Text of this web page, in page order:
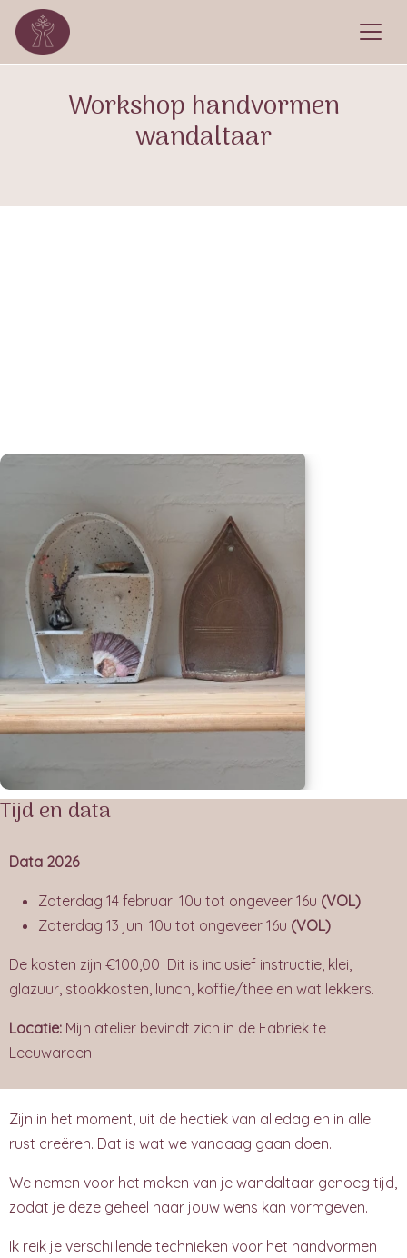
Workshop handvormen
wandaltaar
Tijd en data
Data 2026
Zaterdag 14 februari 10u tot ongeveer 16u (VOL)
Zaterdag 13 juni 10u tot ongeveer 16u (VOL)
De kosten zijn €100,00 Dit is inclusief instructie, klei,
glazuur, stookkosten, lunch, koffie/thee en wat lekkers.
Locatie: Mijn atelier bevindt zich in de Fabriek te
Leeuwarden
Zijn in het moment, uit de hectiek van alledag en in alle
rust creëren. Dat is wat we vandaag gaan doen.
We nemen voor het maken van je wandaltaar genoeg tijd,
zodat je deze geheel naar jouw wens kan vormgeven.
Ik reik je verschillende technieken voor het handvormen